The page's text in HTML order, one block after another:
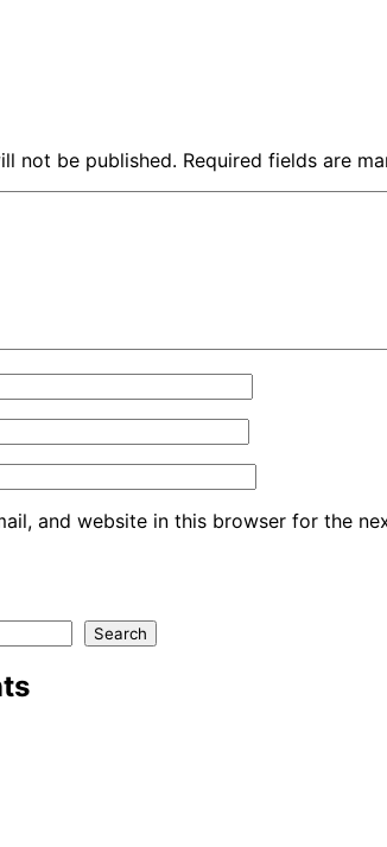
not be published. Required fields are
and website in this browser for the
Search